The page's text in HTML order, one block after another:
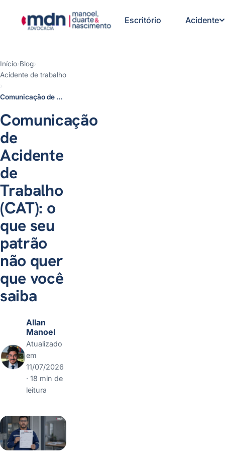
Escritório Acidente
Início›Blog›
Acidente de trabalho
›
Comunicação de Acidente de Trabalho (CAT): o que seu patrão não quer que você saiba
Comunicação
de
Acidente
de
Trabalho
(CAT): o
que seu
patrão
não quer
que você
saiba
Allan
Manoel
Atualizado
em
11/07/2026
· 18 min de
leitura